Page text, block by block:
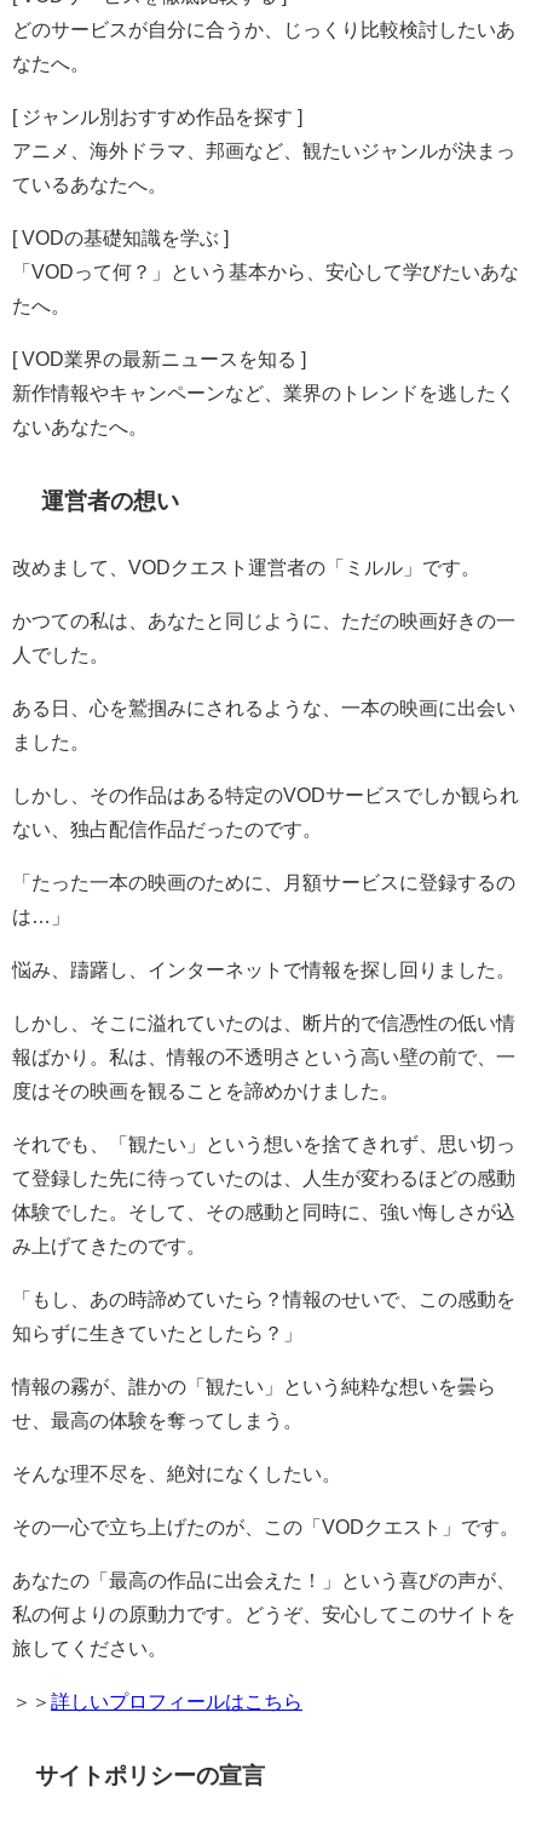
どのサービスが自分に合うか、じっくり比較検討したいあ
なたへ。
[ ジャンル別おすすめ作品を探す ]
アニメ、海外ドラマ、邦画など、観たいジャンルが決まっ
ているあなたへ。
[ VODの基礎知識を学ぶ ]
「VODって何？」という基本から、安心して学びたいあな
たへ。
[ VOD業界の最新ニュースを知る ]
新作情報やキャンペーンなど、業界のトレンドを逃したく
ないあなたへ。
運営者の想い
改めまして、VODクエスト運営者の「ミルル」です。
かつての私は、あなたと同じように、ただの映画好きの一
人でした。
ある日、心を鷲掴みにされるような、一本の映画に出会い
ました。
しかし、その作品はある特定のVODサービスでしか観られ
ない、独占配信作品だったのです。
「たった一本の映画のために、月額サービスに登録するの
は…」
悩み、躊躇し、インターネットで情報を探し回りました。
しかし、そこに溢れていたのは、断片的で信憑性の低い情
報ばかり。私は、情報の不透明さという高い壁の前で、一
度はその映画を観ることを諦めかけました。
それでも、「観たい」という想いを捨てきれず、思い切っ
て登録した先に待っていたのは、人生が変わるほどの感動
体験でした。そして、その感動と同時に、強い悔しさが込
み上げてきたのです。
「もし、あの時諦めていたら？情報のせいで、この感動を
知らずに生きていたとしたら？」
情報の霧が、誰かの「観たい」という純粋な想いを曇ら
せ、最高の体験を奪ってしまう。
そんな理不尽を、絶対になくしたい。
その一心で立ち上げたのが、この「VODクエスト」です。
あなたの「最高の作品に出会えた！」という喜びの声が、
私の何よりの原動力です。どうぞ、安心してこのサイトを
旅してください。
＞＞ 詳しいプロフィールはこちら
サイトポリシーの宣言